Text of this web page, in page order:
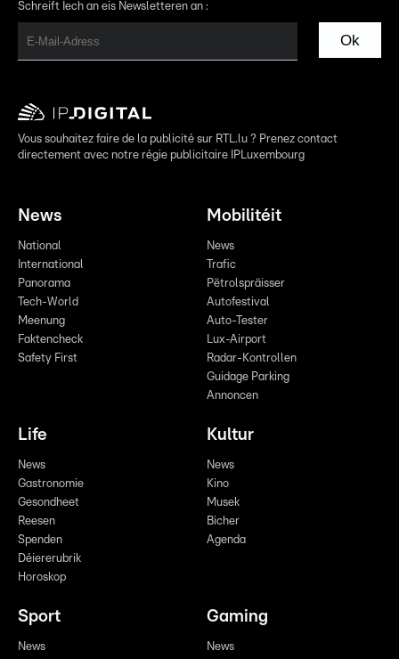
Schreift Iech an eis Newsletteren an :
Ok
Vous souhaitez faire de la publicité sur RTL.lu ? Prenez contact
directement avec notre régie publicitaire IPLuxembourg
News
National
International
Panorama
Tech-World
Meenung
Faktencheck
Safety First
Mobilitéit
News
Trafic
Pëtrolspräisser
Autofestival
Auto-Tester
Lux-Airport
Radar-Kontrollen
Guidage Parking
Annoncen
Life
News
Gastronomie
Gesondheet
Reesen
Spenden
Déiererubrik
Horoskop
Kultur
News
Kino
Musek
Bicher
Agenda
Sport
News
Gaming
News